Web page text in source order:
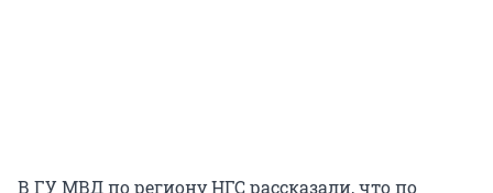
В ГУ МВД по региону НГС рассказали, что по